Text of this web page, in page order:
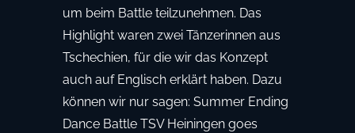
um beim Battle teilzunehmen. Das
Highlight waren zwei Tänzerinnen aus
Tschechien, für die wir das Konzept
auch auf Englisch erklärt haben. Dazu
können wir nur sagen: Summer Ending
Dance Battle TSV Heiningen goes